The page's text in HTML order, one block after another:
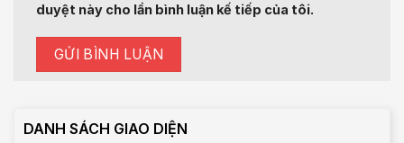
duyệt này cho lần bình luận kế tiếp của tôi.
DANH SÁCH GIAO DIỆN